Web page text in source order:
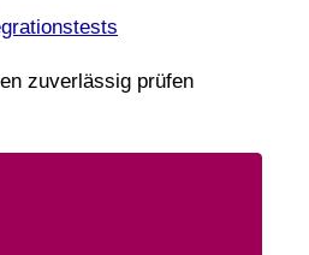
zuverlässig prüfen